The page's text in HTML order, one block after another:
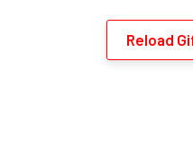
Reload